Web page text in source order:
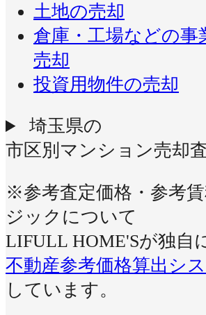
土地の売却
倉庫・工場などの事
売却
投資用物件の売却
埼玉県の
市区別マンション売却
※参考査定価格・参考
ジックについて
LIFULL HOME'Sが独自
不動産参考価格算出シ
しています。